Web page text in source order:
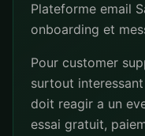
Plateforme email
onboarding et
Pour customer
surtout
doit reagir a un
essai gratuit,